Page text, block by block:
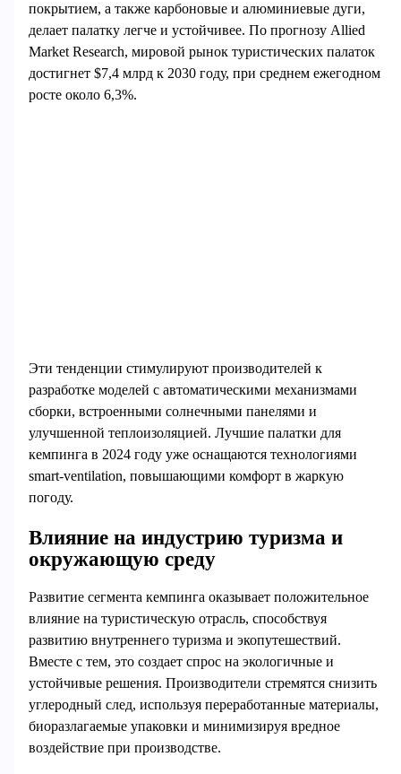
покрытием, а также карбоновые и алюминиевые дуги,
делает палатку легче и устойчивее. По прогнозу Allied
Market Research, мировой рынок туристических палаток
достигнет $7,4 млрд к 2030 году, при среднем ежегодном
росте около 6,3%.
Эти тенденции стимулируют производителей к
разработке моделей с автоматическими механизмами
сборки, встроенными солнечными панелями и
улучшенной теплоизоляцией. Лучшие палатки для
кемпинга в 2024 году уже оснащаются технологиями
smart-ventilation, повышающими комфорт в жаркую
погоду.
Влияние на индустрию туризма и
окружающую среду
Развитие сегмента кемпинга оказывает положительное
влияние на туристическую отрасль, способствуя
развитию внутреннего туризма и экопутешествий.
Вместе с тем, это создает спрос на экологичные и
устойчивые решения. Производители стремятся снизить
углеродный след, используя переработанные материалы,
биоразлагаемые упаковки и минимизируя вредное
воздействие при производстве.